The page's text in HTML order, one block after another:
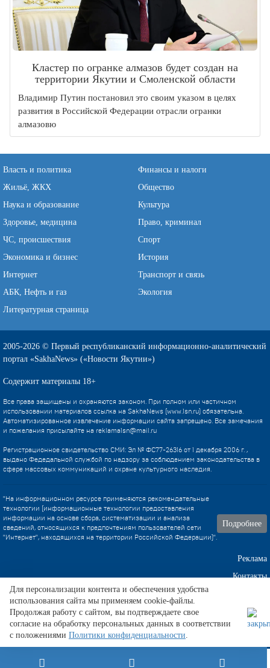
Кластер по огранке алмазов будет создан на
территории Якутии и Смоленской области
Владимир Путин постановил это своим указом в целях
развития в Российской Федерации отрасли огранки
алмазовю
Власть и политика
Финансы и налоги
Жильё, ЖКХ
Общество
Наука и образование
Культура
Здоровье, медицина
Право, криминал
ЧС, происшествия
Спорт
Экономика и бизнес
История
Интернет
Транспорт и связь
АБК, Нефть и газ
Экология
Литературная страница
2005-2026 © Первый республиканский информационно-аналитический
портал «SakhaNews» («Новости Якутии»)
Содержит материалы 18+
Все права защищены и охраняются законом. При полном или частичном
использовании материалов ссылка на SakhaNews (www.1sn.ru) обязательна.
Автоматизированное извлечение информации сайта запрещено. Все замечания
и пожелания присылайте на reklama1sn@mail.ru
Регистрационное свидетельство СМИ: Эл № ФС77-26316 от 1 декабря 2006 г. ,
выдано Федедальной службой по надзору за соблюдением законодательства в
сфере массовых коммуникаций и охране культурного наследия.
"На информационном ресурсе применяются рекомендательные
технологии (информационные технологии предоставления
информации на основе сбора, систематизации и анализа
сведений, относящихся к предпочтениям пользователей сети
"Интернет", находящихся на территории Российской Федерации)".
Подробнее
Реклама
Контакты
Техническа поддержка
Для персонализации контента и обеспечения удобства
использования сайта мы применяем cookie-файлы.
Продолжая работу с сайтом, вы подтверждаете свое
согласие на обработку персональных данных в соответствии
с положениями Политики конфиденциальности.